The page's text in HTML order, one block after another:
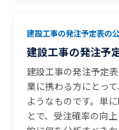
建設工事の発注予定表の
建設工事の発注予
建設工事の発注予定
業に携わる方にとっ
ようなものです。単
とで、受注確率の向